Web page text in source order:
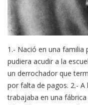
1.- Nació en una familia
pudiera acudir a la
un derrochador que
por falta de pagos. 2.- A
trabajaba en una